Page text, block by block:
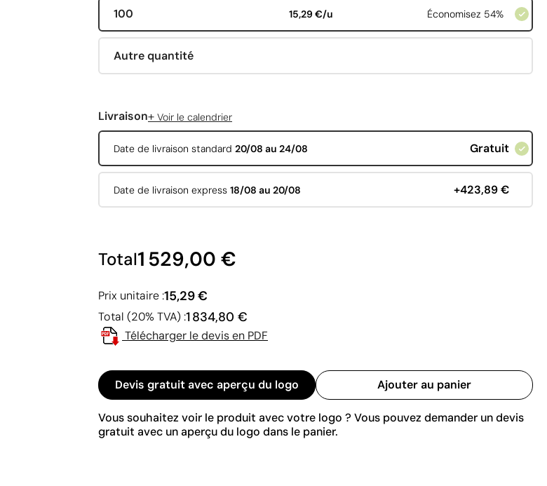
100 15,29 €/u Économisez 54%
Autre quantité
Livraison+ Voir le calendrier
Date de livraison standard 20/08 au 24/08 Gratuit
Date de livraison express 18/08 au 20/08 +423,89 €
Total1 529,00 €
Prix unitaire :15,29 €
Total (20% TVA) :1 834,80 €
Télécharger le devis en PDF
Devis gratuit avec aperçu du logo Ajouter au panier
Vous souhaitez voir le produit avec votre logo ? Vous pouvez demander un devis
gratuit avec un aperçu du logo dans le panier.